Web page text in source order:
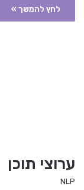
לחץ להמשך »
ערוצי תוכן
NLP